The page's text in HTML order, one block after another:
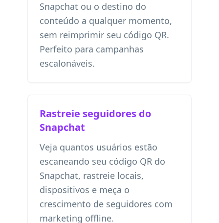
Snapchat ou o destino do
conteúdo a qualquer momento,
sem reimprimir seu código QR.
Perfeito para campanhas
escalonáveis.
Rastreie seguidores do
Snapchat
Veja quantos usuários estão
escaneando seu código QR do
Snapchat, rastreie locais,
dispositivos e meça o
crescimento de seguidores com
marketing offline.